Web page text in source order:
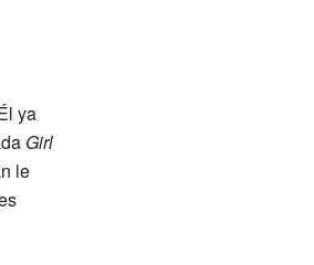
ya
Girl
le